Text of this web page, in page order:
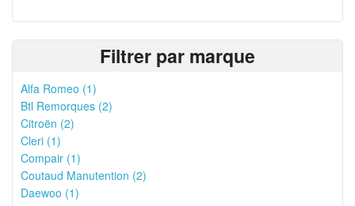
Filtrer par marque
Alfa Romeo (1)
Btl Remorques (2)
Citroën (2)
Cleri (1)
Compair (1)
Coutaud Manutention (2)
Daewoo (1)